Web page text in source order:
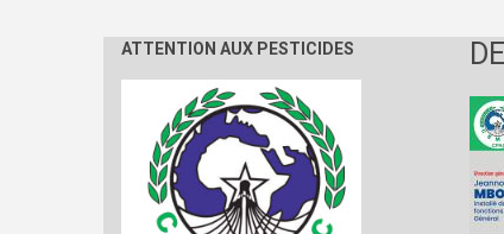
ATTENTION AUX PESTICIDES